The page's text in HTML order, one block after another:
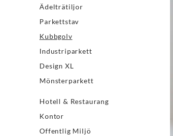
Ädelträtiljor
Parkettstav
Kubbgolv
Industriparkett
Design XL
Mönsterparkett
Hotell & Restaurang
Kontor
Offentlig Miljö